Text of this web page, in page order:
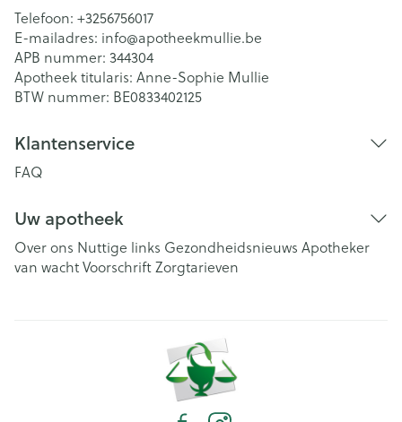
Telefoon: +3256756017
E-mailadres: info@apotheekmullie.be
APB nummer: 344304
Apotheek titularis: Anne-Sophie Mullie
BTW nummer: BE0833402125
Klantenservice
FAQ
Uw apotheek
Over ons Nuttige links Gezondheidsnieuws Apotheker
van wachtVoorschriftZorgtarieven